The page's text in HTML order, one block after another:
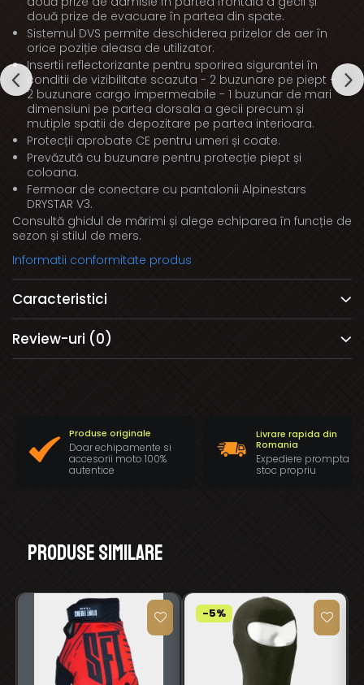
două prize de evacuare în partea din spate.
Sistemul DVS permite deschiderea prizelor de aer în
orice poziție aleasa de utilizator.
Insertii reflectorizante pentru sporirea sigurantei în
conditii de vizibilitate scazuta - 2 buzunare pe piept -
2 buzunare cargo impermeabile - 1 buzunar de mari
dimensiuni pe partea dorsala a gecii precum și
mutiple spatii de depozitare pe partea interioara.
Protecții aprobate CE pentru umeri și coate.
Prevăzută cu buzunare pentru protecție piept și
coloana.
Fermoar de conectare cu pantalonii Alpinestars
DRYSTAR V3.
Consultă ghidul de mărimi și alege echiparea în funcție de
sezon și stilul de mers.
Informatii conformitate produs
Caracteristici
Review-uri (0)
Produse originale
Doar echipamente si
accesorii moto 100%
autentice
Livrare rapida din
Romania
Expediere prompta
stoc propriu
Produse similare
-5%